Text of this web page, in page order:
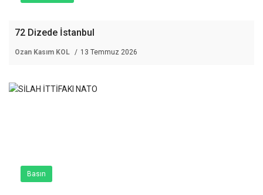
72 Dizede İstanbul
Ozan Kasım KOL 13 Temmuz 2026
Basın